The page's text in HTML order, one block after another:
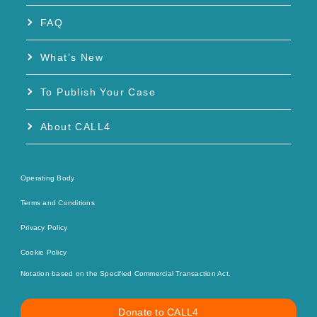
FAQ
What’s New
To Publish Your Case
About CALL4
Operating Body
Terms and Conditions
Privacy Policy
Cookie Policy
Notation based on the Specified Commercial Transaction Act.
Donate to CALL4